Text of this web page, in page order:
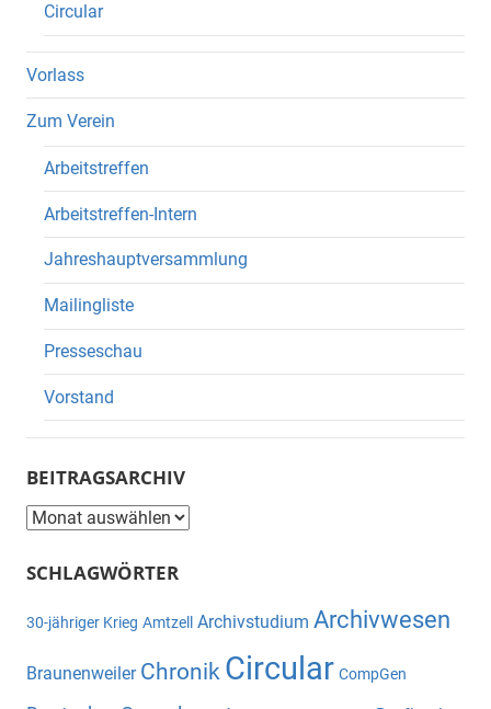
Circular
Vorlass
Zum Verein
Arbeitstreffen
Arbeitstreffen-Intern
Jahreshauptversammlung
Mailingliste
Presseschau
Vorstand
BEITRAGSARCHIV
Beitragsarchiv
SCHLAGWÖRTER
30-jähriger Krieg Amtzell Archivstudium Archivwesen
Braunenweiler Chronik Circular CompGen